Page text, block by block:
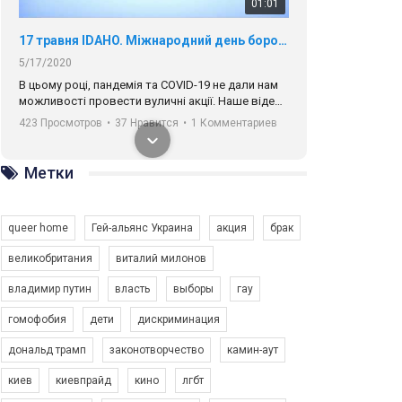
01:01
17 травня IDAHO. Міжнародний день боротьби з гомофобією трансфобією і біфобія.
5/17/2020
В цьому році, пандемія та COVІD-19 не дали нам
можливості провести вуличні акції. Наше відео-
звернення про те, що навіть коли ми у різних
містах та не можемо зустрінеться, ми разом. Ми
закликаємо всіх хто поділяє цінності рівності та
солідарності, приєднатися до нас. Регіональні
підрозділи ГАУ є в 16 областях України.
423 Просмотров • 37 Нравится • 1 Комментариев
Зупинимо насильство проти ЛГБТ в Україні! Stop violence against LGBT in Ukraine!
Емоційний та вражаючий промо-ролік на
Метки
queer home Гей-альянс Украина акция брак
великобритания виталий милонов
владимир путин власть выборы гау
гомофобия дети дискриминация
дональд трамп законотворчество камин-аут
киев киевпрайд кино лгбт